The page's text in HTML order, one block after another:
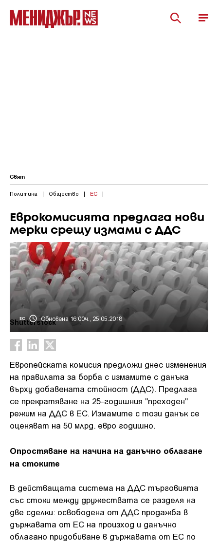
Свят
Политика | Общество | ЕС |
Еврокомисията предлага нови
мерки срещу измами с ДДС
ЕС Обновена 16:00ч., 25.05.2018
Shutterstock
Европейската комисия предложи днес изменения
на правилата за борба с измамите с данъка
върху добавената стойност (ДДС). Предлага
се прекратяване на 25-годишния "преходен"
режим на ДДС в ЕС. Измамите с този данък се
оценяват на 50 млрд. евро годишно.
Опростяване на начина на данъчно облагане
на стоките
В действащата система на ДДС търговията
със стоки между дружествата се разделя на
две сделки: освободена от ДДС продажба в
държавата от ЕС на произход и данъчно
облагано придобиване в държавата от ЕС по